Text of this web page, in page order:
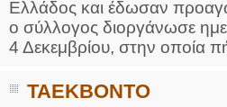
Ελλάδος και έδωσαν
ο σύλλογος διοργάνωσε
4 Δεκεμβρίου, στην οποία
ΤΑΕΚΒΟΝΤΟ